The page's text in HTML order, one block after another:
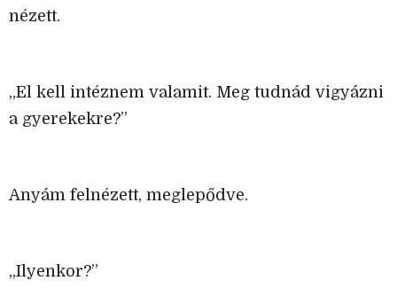
nézett.
„El kell intéznem valamit. Meg tudnád vigyázni
a gyerekekre?”
Anyám felnézett, meglepődve.
„Ilyenkor?”